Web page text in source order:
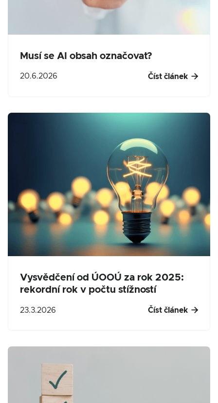
Musí se AI obsah označovat?
20.6.2026 Číst článek 
Vysvědčení od ÚOOÚ za rok 2025:
rekordní rok v počtu stížností
23.3.2026 Číst článek 